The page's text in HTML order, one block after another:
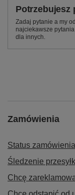
Potrzebujesz
Zadaj pytanie a my
najciekawsze
dla innych.
Zamówienia
Status zamówienia
Śledzenie
Chcę